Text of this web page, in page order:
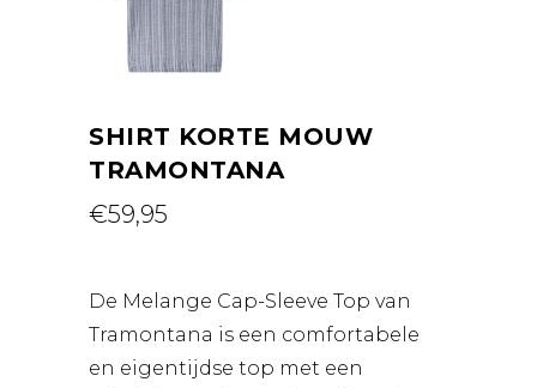
SHIRT KORTE MOUW
TRAMONTANA
€59,95
De Melange Cap-Sleeve Top van
Tramontana is een comfortabele
en eigentijdse top met een